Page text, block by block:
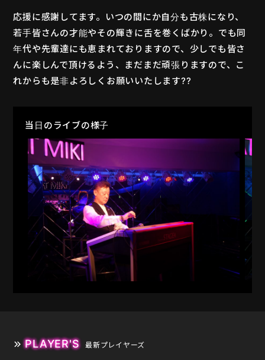
応援に感謝してます。いつの間にか自分も古株になり、
若手皆さんの才能やその輝きに舌を巻くばかり。でも同
年代や先輩達にも恵まれておりますので、少しでも皆さ
んに楽しんで頂けるよう、まだまだ頑張りますので、こ
れからも是非よろしくお願いいたします??
当日のライブの様子
PLAYER'S 最新プレイヤーズ